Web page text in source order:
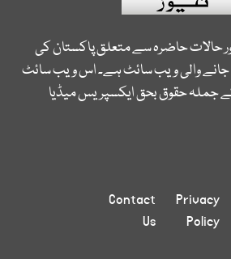
حالات حاضرہ سے متعلق پاکستان کی
والی ویب سائٹ ہے۔ اس ویب سائٹ
کے جملہ حقوق بحق ایکسپریس میڈیا
Privacy
Policy
Contact
Us